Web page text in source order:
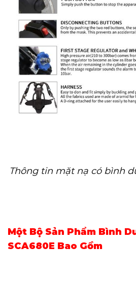
Thông tin mặt nạ có bình
Một Bộ Sản Phẩm Bình
SCA680E Bao Gồm